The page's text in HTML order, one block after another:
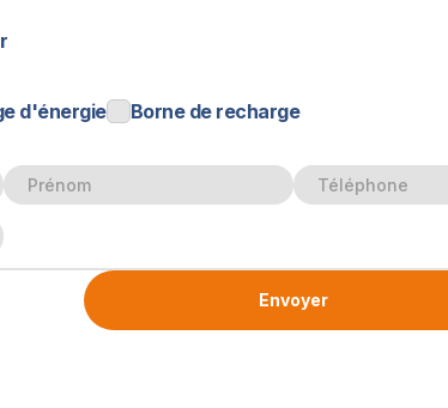
d'énergie Borne de recharge